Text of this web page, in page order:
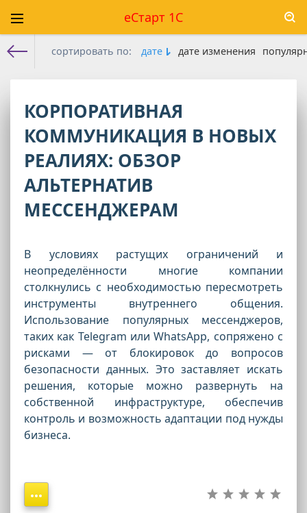
еСтарт 1С
сортировать по: дате дате изменения
КОРПОРАТИВНАЯ
КОММУНИКАЦИЯ В НОВЫХ
РЕАЛИЯХ: ОБЗОР
АЛЬТЕРНАТИВ
МЕССЕНДЖЕРАМ
В условиях растущих ограничений и
неопределённости многие компании
столкнулись с необходимостью пересмотреть
инструменты внутреннего общения.
Использование популярных мессенджеров,
таких как Telegram или WhatsApp, сопряжено с
рисками — от блокировок до вопросов
безопасности данных. Это заставляет искать
решения, которые можно развернуть на
собственной инфраструктуре, обеспечив
контроль и возможность адаптации под нужды
бизнеса.